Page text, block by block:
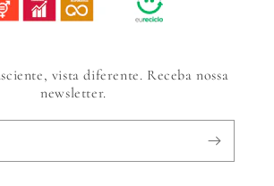
vista diferente. Receba nossa
newsletter.